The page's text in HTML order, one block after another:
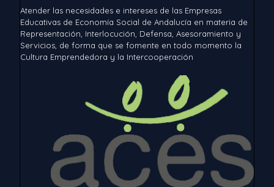
Atender las necesidades e intereses de las Empresas
Educativas de Economía Social de Andalucía en materia de
Representación, Interlocución, Defensa, Asesoramiento y
Servicios, de forma que se fomente en todo momento la
Cultura Emprendedora y la Intercooperación